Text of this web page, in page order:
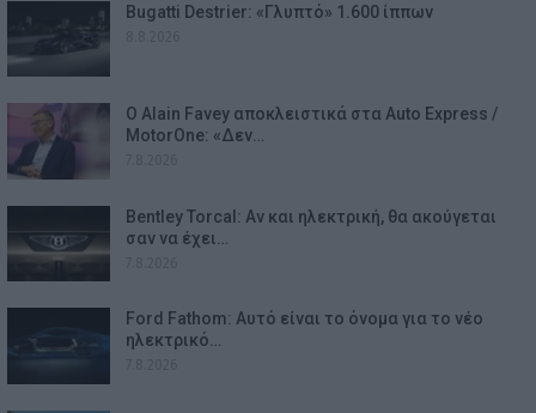
Bugatti Destrier: «Γλυπτό» 1.600 ίππων
Ο Alain Favey αποκλειστικά στα Auto Express /
MotorOne: «Δεν…
Bentley Torcal: Αν και ηλεκτρική, θα ακούγεται
σαν να έχει…
Ford Fathom: Αυτό είναι το όνομα για το νέο
ηλεκτρικό…